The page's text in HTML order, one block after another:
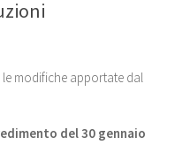
modifiche apportate dal
del 30 gennaio